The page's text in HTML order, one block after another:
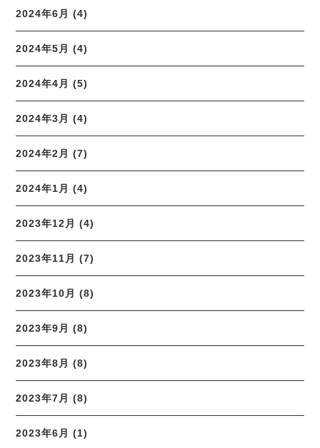
2024年6月 (4)
2024年5月 (4)
2024年4月 (5)
2024年3月 (4)
2024年2月 (7)
2024年1月 (4)
2023年12月 (4)
2023年11月 (7)
2023年10月 (8)
2023年9月 (8)
2023年8月 (8)
2023年7月 (8)
2023年6月 (1)